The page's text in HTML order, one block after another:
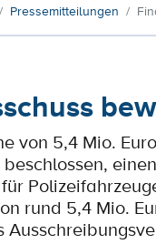
Pressemitteilungen
von 5,4 Mio.
rund 5,4 Mio.